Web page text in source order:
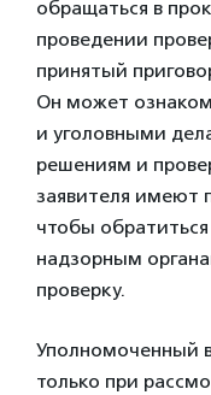
обращаться в
проведении
принятый
Он может
и уголовными
решениям и
заявителя имеют
чтобы
надзорным
проверку.
Уполномоченный
только при